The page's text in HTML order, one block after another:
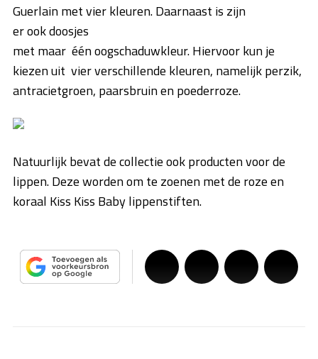
Guerlain met vier kleuren. Daarnaast is zijn
er ook doosjes
met maar één oogschaduwkleur. Hiervoor kun je
kiezen uit vier verschillende kleuren, namelijk perzik,
antracietgroen, paarsbruin en poederroze.
Natuurlijk bevat de collectie ook producten voor de
lippen. Deze worden om te zoenen met de roze en
koraal Kiss Kiss Baby lippenstiften.